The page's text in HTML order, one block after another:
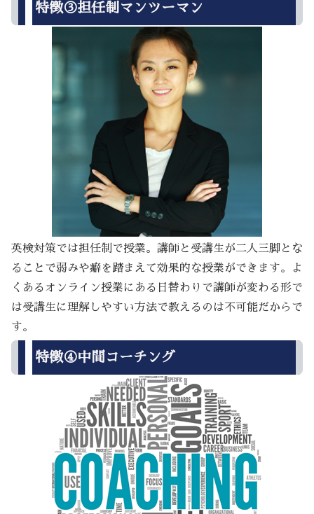
特徴③担任制マンツーマン
英検対策では担任制で授業。講師と受講生が二人三脚とな
ることで弱みや癖を踏まえて効果的な授業ができます。よ
くあるオンライン授業にある日替わりで講師が変わる形で
は受講生に理解しやすい方法で教えるのは不可能だからで
す。
特徴④中間コーチング